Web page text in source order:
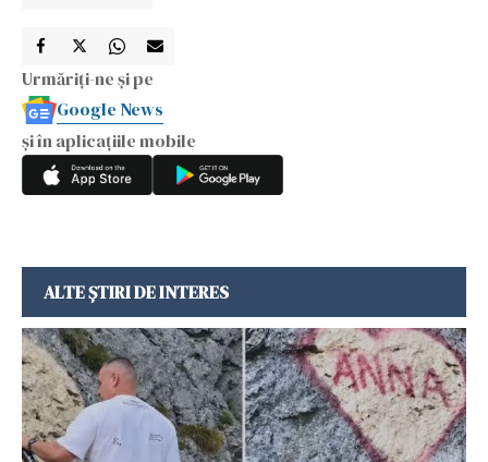
Urmăriți-ne și pe
Google News
și în aplicațiile mobile
ALTE ȘTIRI DE INTERES